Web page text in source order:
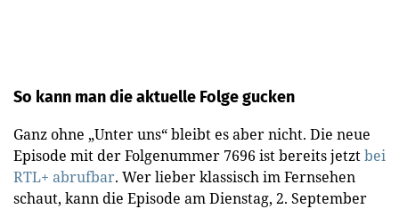
So kann man die aktuelle Folge gucken
Ganz ohne „Unter uns“ bleibt es aber nicht. Die neue
Episode mit der Folgenummer 7696 ist bereits jetztbei
RTL+ abrufbar. Wer lieber klassisch im Fernsehen
schaut, kann die Episode am Dienstag, 2. September